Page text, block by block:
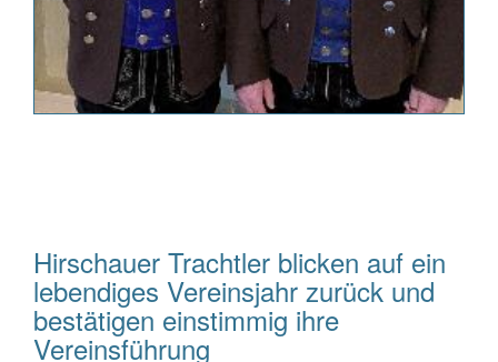
Hirschauer Trachtler blicken auf ein
lebendiges Vereinsjahr zurück und
bestätigen einstimmig ihre
Vereinsführung